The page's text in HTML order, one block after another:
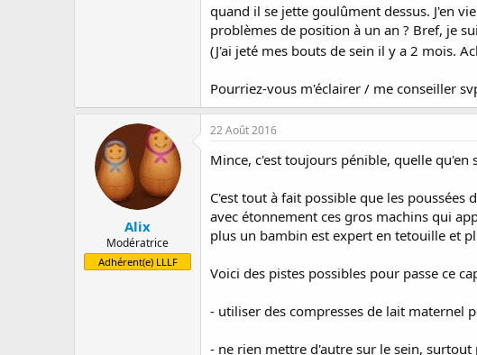
quand il se jette goulûment dessus. J'en
problèmes de position à un an ? Bref, je
(J'ai jeté mes bouts de sein il y a 2 mois.
Pourriez-vous m'éclairer / me conseiller
Alix
Modératrice
Adhérent(e) LLLF
22 Août 2016
Mince, c'est toujours pénible, quelle
C'est tout à fait possible que les
avec étonnement ces gros machins qui
plus un bambin est expert en tetouille et
Voici des pistes possibles pour passe ce
- utiliser des compresses de lait maternel
- ne rien mettre d'autre sur le sein,